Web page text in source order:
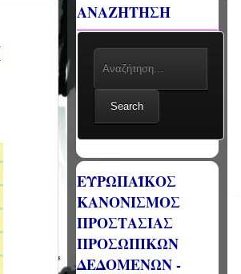
ΑΝΑΖΗΤΗΣΗ
Search
ΕΥΡΩΠΑΪΚΟΣ
ΚΑΝΟΝΙΣΜΟΣ
ΠΡΟΣΤΑΣΙΑΣ
ΠΡΟΣΩΠΙΚΩΝ
ΔΕΔΟΜΕΝΩΝ -